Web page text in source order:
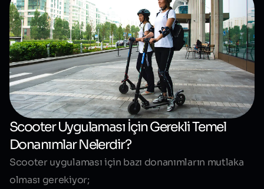
Scooter Uygulaması İçin Gerekli Temel
Donanımlar Nelerdir?
Scooter uygulaması için bazı donanımların mutlaka
olması gerekiyor;